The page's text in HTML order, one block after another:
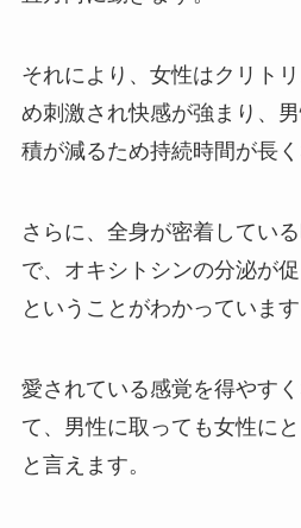
それにより、女性はクリト
め刺激され快感が強まり、
積が減るため持続時間が長く
さらに、全身が密着してい
で、オキシトシンの分泌が
ということがわかっています
愛されている感覚を得やす
て、男性に取っても女性に
と言えます。